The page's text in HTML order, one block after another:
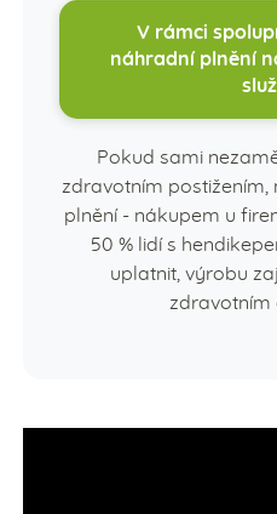
V rámci
náhradní plnění
Pokud sami
zdravotním postižením,
plnění - nákupem u
50 % lidí s
uplatnit, výrobu
zdravotním